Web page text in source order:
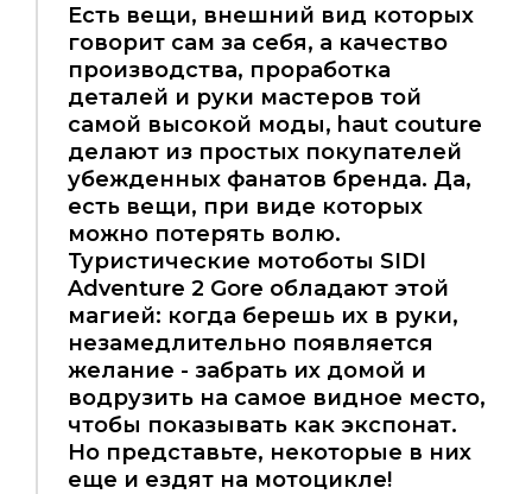
Есть вещи, внешний вид которых
говорит сам за себя, а качество
производства, проработка
деталей и руки мастеров той
самой высокой моды, haut couture
делают из простых покупателей
убежденных фанатов бренда. Да,
есть вещи, при виде которых
можно потерять волю.
Туристические мотоботы SIDI
Adventure 2 Gore обладают этой
магией: когда берешь их в руки,
незамедлительно появляется
желание - забрать их домой и
водрузить на самое видное место,
чтобы показывать как экспонат.
Но представьте, некоторые в них
еще и ездят на мотоцикле!